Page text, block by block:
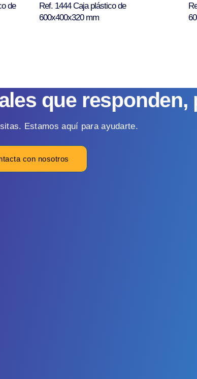
de
Ref. 1444 Caja plástico de
600x400x320 mm
que
Estamos aquí para ayudarte.
con nosotros